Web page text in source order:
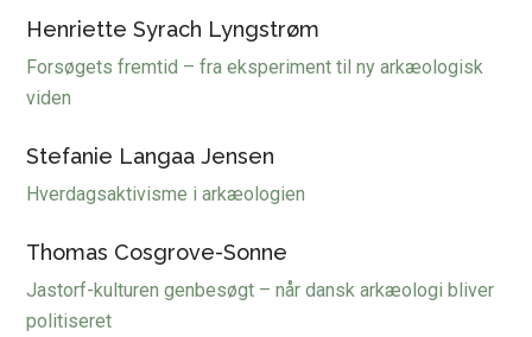
Henriette Syrach Lyngstrøm
Forsøgets fremtid – fra eksperiment til ny arkæologisk
viden
Stefanie Langaa Jensen
Hverdagsaktivisme i arkæologien
Thomas Cosgrove-Sonne
Jastorf-kulturen genbesøgt – når dansk arkæologi bliver
politiseret